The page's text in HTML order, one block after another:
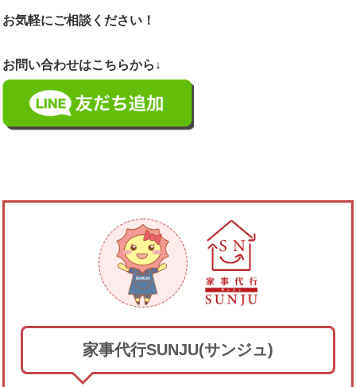
お気軽にご相談ください！
お問い合わせはこちらから↓
家事代行SUNJU(サンジュ)